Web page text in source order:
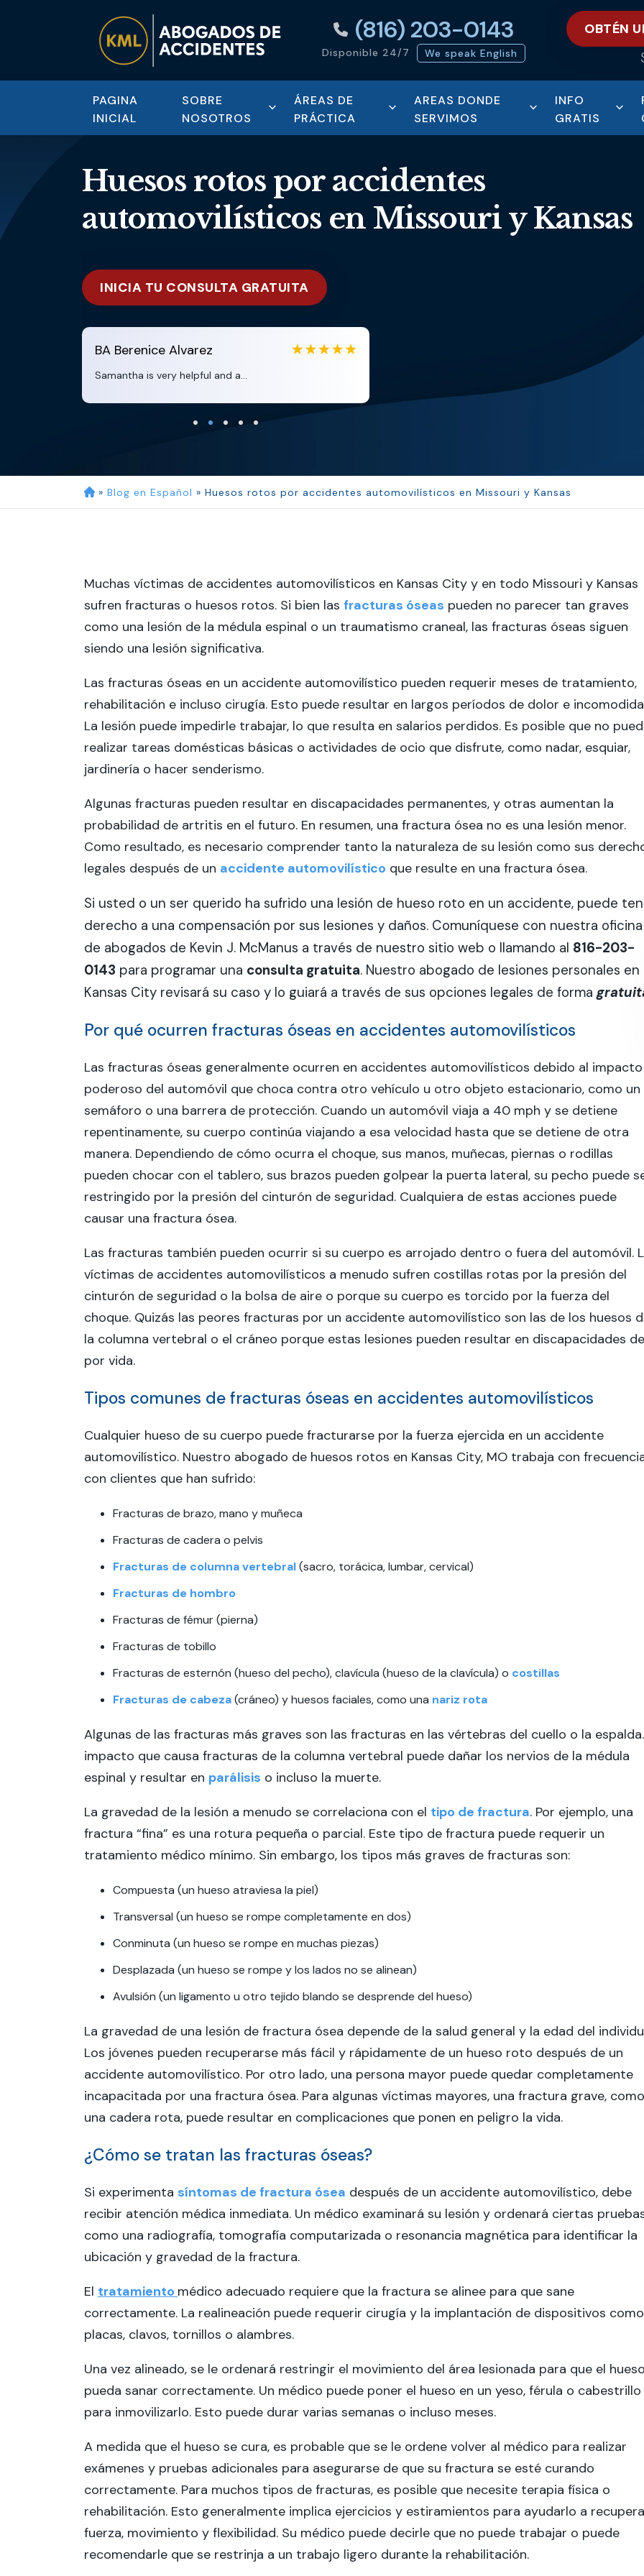
(816) 203-0143
Disponible 24/7 We speak English
OBTÉN
PAGINA
INICIAL
SOBRE
NOSOTROS
ÁREAS DE
PRÁCTICA
AREAS DONDE
SERVIMOS
INFO
GRATIS
Huesos rotos por accidentes
automovilísticos en Missouri y Kansas
INICIA TU CONSULTA GRATUITA
BA Berenice Alvarez
Samantha is very helpful and a...
» Blog en Español » Huesos rotos por accidentes automovilísticos en Missouri y Kansas
Muchas víctimas de accidentes automovilísticos en Kansas City y en todo Missouri y Kansas
sufren fracturas o huesos rotos. Si bien las fracturas óseas pueden no parecer tan graves
como una lesión de la médula espinal o un traumatismo craneal, las fracturas óseas siguen
siendo una lesión significativa.
Las fracturas óseas en un accidente automovilístico pueden requerir meses de tratamiento,
rehabilitación e incluso cirugía. Esto puede resultar en largos períodos de dolor e
La lesión puede impedirle trabajar, lo que resulta en salarios perdidos. Es posible que no
realizar tareas domésticas básicas o actividades de ocio que disfrute, como nadar, esquiar,
jardinería o hacer senderismo.
Algunas fracturas pueden resultar en discapacidades permanentes, y otras aumentan la
probabilidad de artritis en el futuro. En resumen, una fractura ósea no es una lesión menor.
Como resultado, es necesario comprender tanto la naturaleza de su lesión como sus
legales después de un accidente automovilístico que resulte en una fractura ósea.
Si usted o un ser querido ha sufrido una lesión de hueso roto en un accidente, puede
derecho a una compensación por sus lesiones y daños. Comuníquese con nuestra oficina
de abogados de Kevin J. McManus a través de nuestro sitio web o llamando al 816-203-
0143 para programar una consulta gratuita. Nuestro abogado de lesiones personales en
Kansas City revisará su caso y lo guiará a través de sus opciones legales de forma
Por qué ocurren fracturas óseas en accidentes automovilísticos
Las fracturas óseas generalmente ocurren en accidentes automovilísticos debido al impacto
poderoso del automóvil que choca contra otro vehículo u otro objeto estacionario, como un
semáforo o una barrera de protección. Cuando un automóvil viaja a 40 mph y se detiene
repentinamente, su cuerpo continúa viajando a esa velocidad hasta que se detiene de otra
manera. Dependiendo de cómo ocurra el choque, sus manos, muñecas, piernas o rodillas
pueden chocar con el tablero, sus brazos pueden golpear la puerta lateral, su pecho puede
restringido por la presión del cinturón de seguridad. Cualquiera de estas acciones puede
causar una fractura ósea.
Las fracturas también pueden ocurrir si su cuerpo es arrojado dentro o fuera del automóvil.
víctimas de accidentes automovilísticos a menudo sufren costillas rotas por la presión del
cinturón de seguridad o la bolsa de aire o porque su cuerpo es torcido por la fuerza del
choque. Quizás las peores fracturas por un accidente automovilístico son las de los huesos
la columna vertebral o el cráneo porque estas lesiones pueden resultar en discapacidades de
por vida.
Tipos comunes de fracturas óseas en accidentes automovilísticos
Cualquier hueso de su cuerpo puede fracturarse por la fuerza ejercida en un accidente
automovilístico. Nuestro abogado de huesos rotos en Kansas City, MO trabaja con
con clientes que han sufrido:
Fracturas de brazo, mano y muñeca
Fracturas de cadera o pelvis
Fracturas de columna vertebral(sacro, torácica, lumbar, cervical)
Fracturas de hombro
Fracturas de fémur (pierna)
Fracturas de tobillo
Fracturas de esternón (hueso del pecho), clavícula (hueso de la clavícula) o costillas
Fracturas de cabeza(cráneo) y huesos faciales, como una nariz rota
Algunas de las fracturas más graves son las fracturas en las vértebras del cuello o la
impacto que causa fracturas de la columna vertebral puede dañar los nervios de la médula
espinal y resultar en parálisis o incluso la muerte.
La gravedad de la lesión a menudo se correlaciona con el tipo de fractura. Por ejemplo, una
fractura “fina” es una rotura pequeña o parcial. Este tipo de fractura puede requerir un
tratamiento médico mínimo. Sin embargo, los tipos más graves de fracturas son:
Compuesta (un hueso atraviesa la piel)
Transversal (un hueso se rompe completamente en dos)
Conminuta (un hueso se rompe en muchas piezas)
Desplazada (un hueso se rompe y los lados no se alinean)
Avulsión (un ligamento u otro tejido blando se desprende del hueso)
La gravedad de una lesión de fractura ósea depende de la salud general y la edad del
Los jóvenes pueden recuperarse más fácil y rápidamente de un hueso roto después de un
accidente automovilístico. Por otro lado, una persona mayor puede quedar completamente
incapacitada por una fractura ósea. Para algunas víctimas mayores, una fractura grave, como
una cadera rota, puede resultar en complicaciones que ponen en peligro la vida.
¿Cómo se tratan las fracturas óseas?
Si experimenta síntomas de fractura ósea después de un accidente automovilístico, debe
recibir atención médica inmediata. Un médico examinará su lesión y ordenará ciertas
como una radiografía, tomografía computarizada o resonancia magnética para identificar la
ubicación y gravedad de la fractura.
El tratamiento médico adecuado requiere que la fractura se alinee para que sane
correctamente. La realineación puede requerir cirugía y la implantación de dispositivos como
placas, clavos, tornillos o alambres.
Una vez alineado, se le ordenará restringir el movimiento del área lesionada para que el
pueda sanar correctamente. Un médico puede poner el hueso en un yeso, férula o cabestrillo
para inmovilizarlo. Esto puede durar varias semanas o incluso meses.
A medida que el hueso se cura, es probable que se le ordene volver al médico para realizar
exámenes y pruebas adicionales para asegurarse de que su fractura se esté curando
correctamente. Para muchos tipos de fracturas, es posible que necesite terapia física o
rehabilitación. Esto generalmente implica ejercicios y estiramientos para ayudarlo a
fuerza, movimiento y flexibilidad. Su médico puede decirle que no puede trabajar o puede
recomendarle que se restrinja a un trabajo ligero durante la rehabilitación.